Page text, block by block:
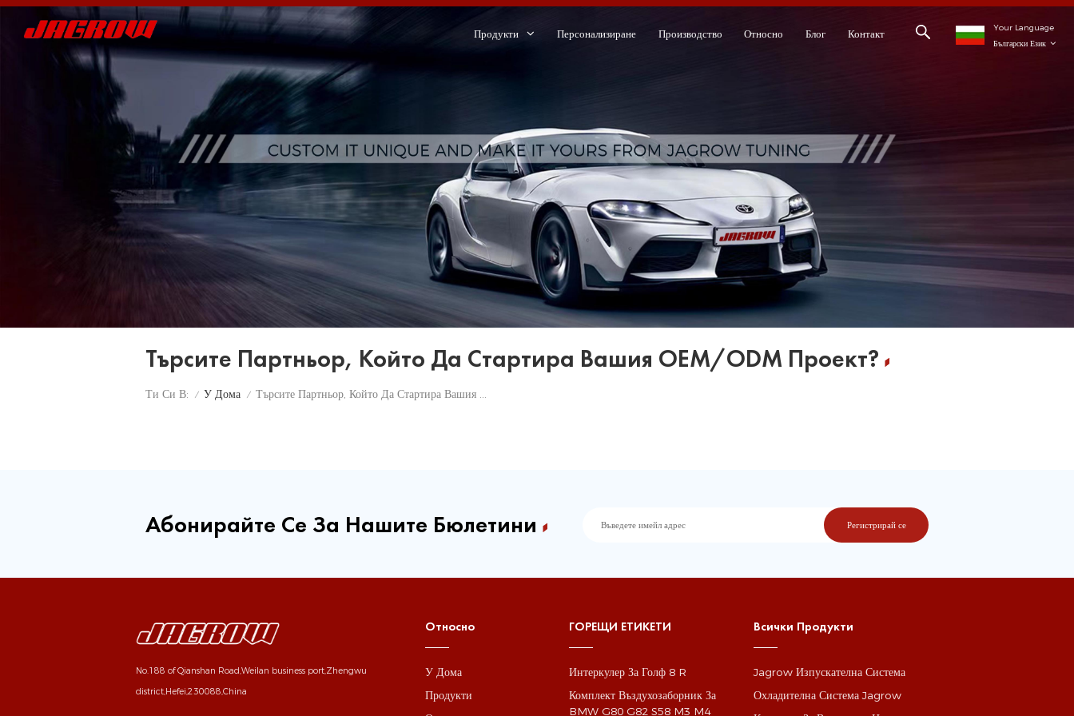
Your Language
Български Език
Продукти Персонализиране Производство Относно Блог Контакт
Търсите Партньор, Който Да Стартира Вашия OEM/ODM Проект?
Ти Си В: / У Дома / Търсите Партньор, Който Да Стартира Вашия OEM/ODM Проект?
Абонирайте Се За Нашите Бюлетини
No.188 of Qianshan Road,Weilan business port,Zhengwu
district,Hefei,230088,China
Относно
У Дома
Продукти
ГОРЕЩИ ЕТИКЕТИ
Интеркулер За Голф 8 R
Комплект Въздухозаборник За
BMW G80 G82 S58 M3 M4
Всички Продукти
Jagrow Изпускателна Система
Охладителна Система Jagrow